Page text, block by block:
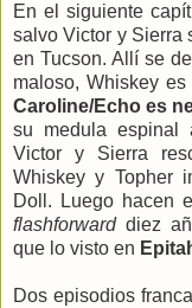
En el siguiente
salvo Victor y Sierra
en Tucson. Allí se
maloso, Whiskey
Caroline/Echo es
su medula espinal
Victor y Sierra
Whiskey y Topher
Doll. Luego hacen
flashforwarddiez
que lo visto en
Dos episodios